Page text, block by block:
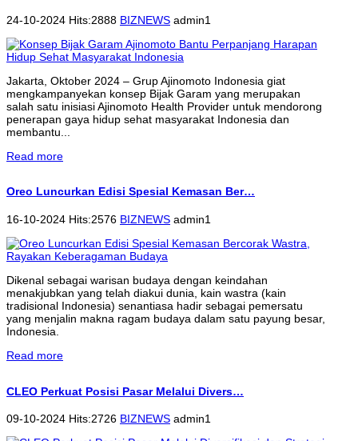
24-10-2024 Hits:2888 BIZNEWS admin1
Jakarta, Oktober 2024 – Grup Ajinomoto Indonesia giat
mengkampanyekan konsep Bijak Garam yang merupakan
salah satu inisiasi Ajinomoto Health Provider untuk mendorong
penerapan gaya hidup sehat masyarakat Indonesia dan
membantu...
Read more
Oreo Luncurkan Edisi Spesial Kemasan Ber…
16-10-2024 Hits:2576 BIZNEWS admin1
Dikenal sebagai warisan budaya dengan keindahan
menakjubkan yang telah diakui dunia, kain wastra (kain
tradisional Indonesia) senantiasa hadir sebagai pemersatu
yang menjalin makna ragam budaya dalam satu payung besar,
Indonesia.
Read more
CLEO Perkuat Posisi Pasar Melalui Divers…
09-10-2024 Hits:2726 BIZNEWS admin1